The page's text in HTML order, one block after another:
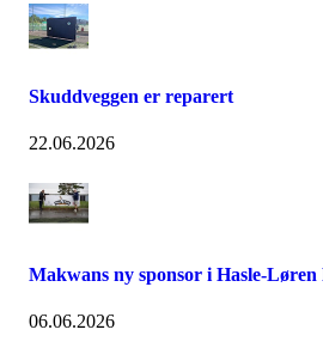
Skuddveggen er reparert
22.06.2026
Makwans ny sponsor i Hasle-Løren
06.06.2026